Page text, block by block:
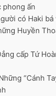
phong ấn
có Haki bá
Huyền
cấp Tứ
“Cánh